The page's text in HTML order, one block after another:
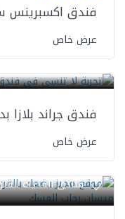
فندق اكسبرينس
عرض خاص
فندق جراند بلازا
عرض خاص
فنادق المدينة